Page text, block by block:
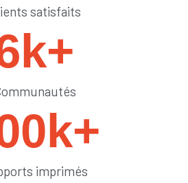
satisfaits
k+
k+
imprimés